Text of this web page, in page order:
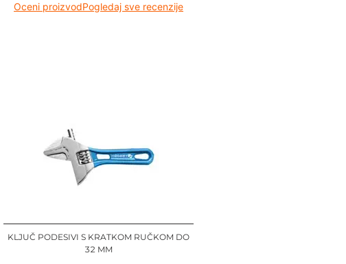
Oceni proizvodPogledaj sve recenzije
KLJUČ PODESIVI S KRATKOM RUČKOM DO
32 MM